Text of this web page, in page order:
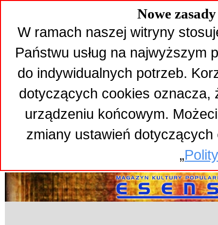
Nowe
W ramach naszej witryny
Państwu usług na najwyższym
do indywidualnych potrzeb.
dotyczących cookies oznacza,
urządzeniu końcowym.
zmiany ustawień
„